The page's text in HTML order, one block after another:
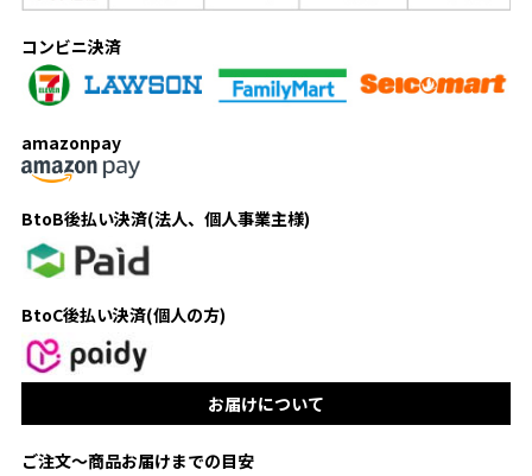
コンビニ決済
amazonpay
BtoB後払い決済(法人、個人事業主様)
BtoC後払い決済(個人の方)
お届けについて
ご注文〜商品お届けまでの目安